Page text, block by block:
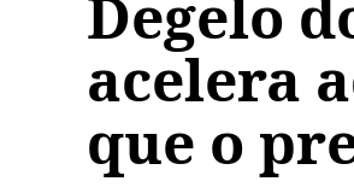
Degelo
acelera
que o